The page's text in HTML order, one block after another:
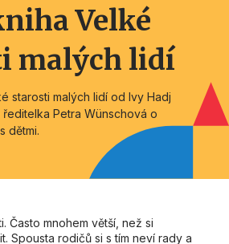
Velké
malých lidí
starosti malých lidí od Ivy Hadj
Petra Wünschová o
dětmi.
Často mnohem větší, než si
Spousta rodičů si s tím neví rady a